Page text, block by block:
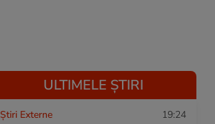
ULTIMELE ȘTIRI
Știri Externe 19:24